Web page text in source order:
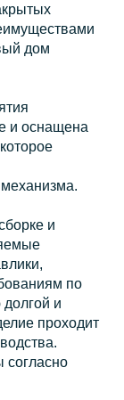
дом
и оснащена
и
по
и
проходит
согласно